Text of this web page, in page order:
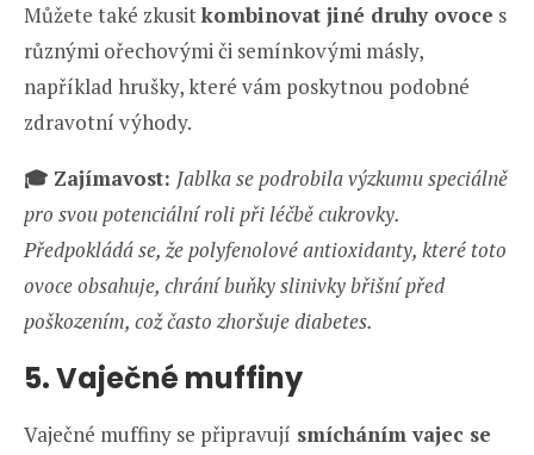
Můžete také zkusitkombinovat jiné druhy ovoce s
různými ořechovými či semínkovými másly,
například hrušky, které vám poskytnou podobné
zdravotní výhody.
🎓 Zajímavost: Jablka se podrobila výzkumu speciálně
pro svou potenciální roli při léčbě cukrovky.
Předpokládá se, že polyfenolové antioxidanty, které toto
ovoce obsahuje, chrání buňky slinivky břišní před
poškozením, což často zhoršuje diabetes.
5. Vaječné muffiny
Vaječné muffiny se připravují smícháním vajec se